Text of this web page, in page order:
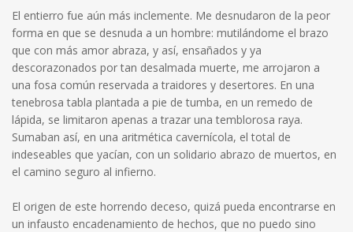
El entierro fue aún más inclemente. Me desnudaron de la peor
forma en que se desnuda a un hombre: mutilándome el brazo
que con más amor abraza, y así, ensañados y ya
descorazonados por tan desalmada muerte, me arrojaron a
una fosa común reservada a traidores y desertores. En una
tenebrosa tabla plantada a pie de tumba, en un remedo de
lápida, se limitaron apenas a trazar una temblorosa raya.
Sumaban así, en una aritmética cavernícola, el total de
indeseables que yacían, con un solidario abrazo de muertos, en
el camino seguro al infierno.
El origen de este horrendo deceso, quizá pueda encontrarse en
un infausto encadenamiento de hechos, que no puedo sino